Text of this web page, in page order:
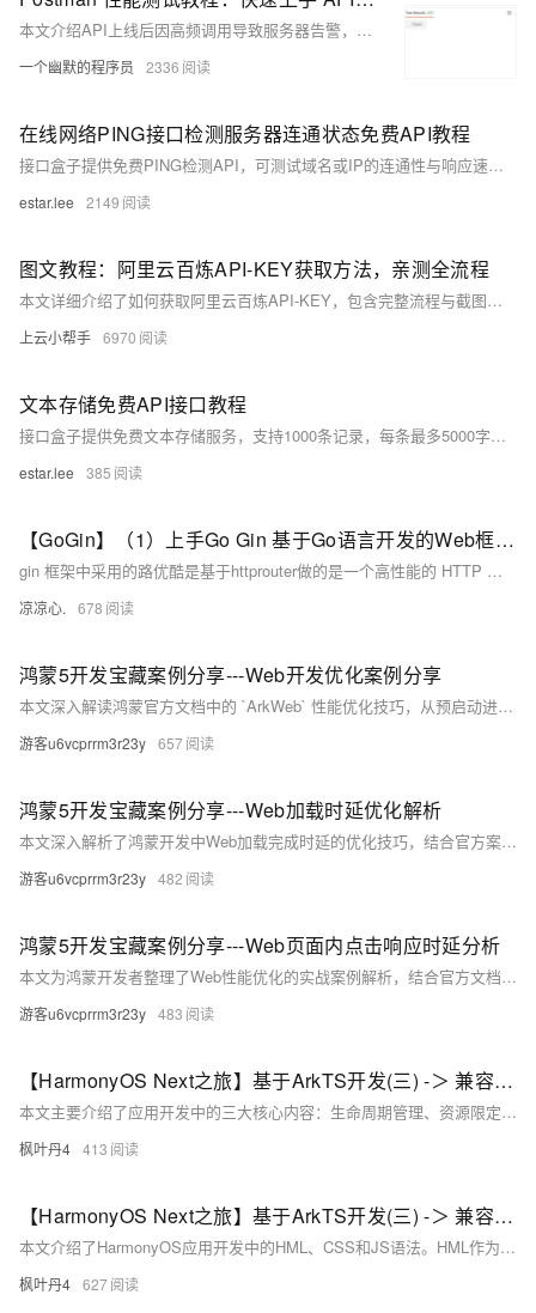
本文介绍API上线后因高频调用导致服务器告警，通过Postman与Apifox进行压力测试排查性能瓶颈。对比两款工具在批量请求、断言验证、可视化报告等方面的优劣，探讨API性能优化策略及行业未来发展方向。
一个幽默的程序员 2336
在线网络PING接口检测服务器连通状态免费API教程
接口盒子提供免费PING检测API，可测试域名或IP的连通性与响应速度，支持指定地域节点，适用于服务器运维和网络监控。
estar.lee 2149
图文教程：阿里云百炼API-KEY获取方法，亲测全流程
本文详细介绍了如何获取阿里云百炼API-KEY，包含完整流程与截图指引。需先开通百炼平台及大模型服务，再通过控制台创建并复制API-KEY。目前平台提供千万tokens免费额度，适合开发者快速上手使用。
上云小帮手 6970
文本存储免费API接口教程
接口盒子提供免费文本存储服务，支持1000条记录，每条最多5000字符，适用于公告、日志、配置等场景，支持修改与读取。
estar.lee 385
【GoGin】（1）上手Go Gin 基于Go语言开发的Web框架，本文介绍了各种路由的配置信息；包含各场景下请求参数的基本传入接收
gin 框架中采用的路优酷是基于httprouter做的是一个高性能的 HTTP 请求路由器，适用于 Go 语言。它的设计目标是提供高效的路由匹配和低内存占用，特别适合需要高性能和简单路由的应用场景。
凉凉心. 678
鸿蒙5开发宝藏案例分享---Web开发优化案例分享
本文深入解读鸿蒙官方文档中的 `ArkWeb` 性能优化技巧，从预启动进程到预渲染，涵盖预下载、预连接、预取POST等八大优化策略。通过代码示例详解如何提升Web页面加载速度，助你打造流畅的HarmonyOS应用体验。内容实用，按需选用，让H5页面快到飞起！
游客u6vcprrm3r23y 657
鸿蒙5开发宝藏案例分享---Web加载时延优化解析
本文深入解析了鸿蒙开发中Web加载完成时延的优化技巧，结合官方案例与实际代码，助你提升性能。核心内容包括：使用DevEco Profiler和DevTools定位瓶颈、四大优化方向（资源合并、接口预取、图片懒加载、任务拆解）及高频手段总结。同时提供性能优化黄金准则，如首屏资源控制在300KB内、关键接口响应≤200ms等，帮助开发者实现丝般流畅体验。
游客u6vcprrm3r23y 482
鸿蒙5开发宝藏案例分享---Web页面内点击响应时延分析
本文为鸿蒙开发者整理了Web性能优化的实战案例解析，结合官方文档深度扩展。内容涵盖点击响应时延核心指标（≤100ms）、性能分析工具链（如DevTools时间线、ArkUI Trace抓取）以及高频优化场景，包括递归函数优化、网络请求阻塞解决方案和setTimeout滥用问题等。同时提供进阶技巧，如首帧加速、透明动画陷阱规避及Web组件初始化加速，并通过优化前后Trace对比展示成果。最后总结了快速定位问题的方法与开发建议，助力开发者提升Web应用性能。
游客u6vcprrm3r23y 483
【HarmonyOS Next之旅】基于ArkTS开发(三) -＞ 兼容JS的类Web开发(三)
本文主要介绍了应用开发中的三大核心内容：生命周期管理、资源限定与访问以及多语言支持。在生命周期部分，详细说明了应用和页面的生命周期函数及其触发时机，帮助开发者更好地掌控应用状态变化。资源限定与访问章节，则聚焦于资源限定词的定义、命名规则及匹配逻辑，并阐述了如何通过 `
枫叶丹4 413
【HarmonyOS Next之旅】基于ArkTS开发(三) -＞ 兼容JS的类Web开发(二)
本文介绍了HarmonyOS应用开发中的HML、CSS和JS语法。HML作为标记语言，支持数据绑定、事件处理、列表渲染等功能；CSS用于样式定义，涵盖尺寸单位、样式导入、选择器及伪类等特性；JS实现业务逻辑，包括ES6语法支持、对象属性、数据方法及事件处理。通过具体代码示例，详细解析了页面构建与交互的实现方式，为开发者提供全面的技术指导。
枫叶丹4 627